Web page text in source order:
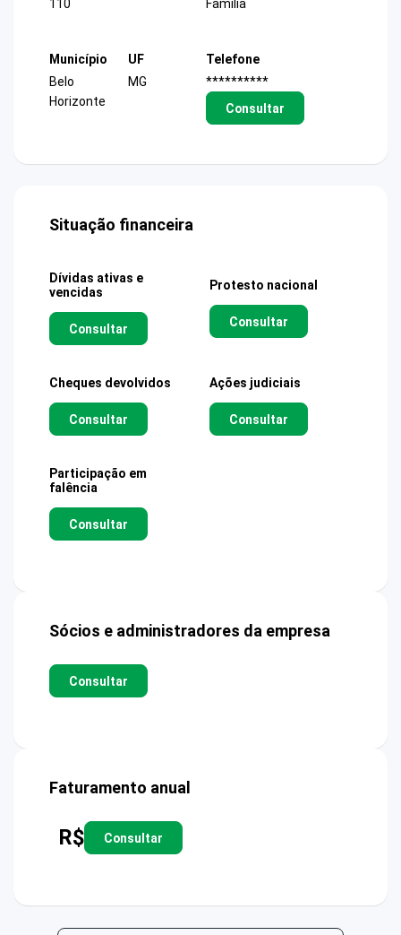
110
Familia
Município
Belo
Horizonte
UF
MG
Telefone
**********
Consultar
Situação financeira
Dívidas ativas e
vencidas
Consultar
Protesto nacional
Consultar
Cheques devolvidos
Consultar
Ações judiciais
Consultar
Participação em
falência
Consultar
Sócios e administradores da empresa
Consultar
Faturamento anual
R$ Consultar